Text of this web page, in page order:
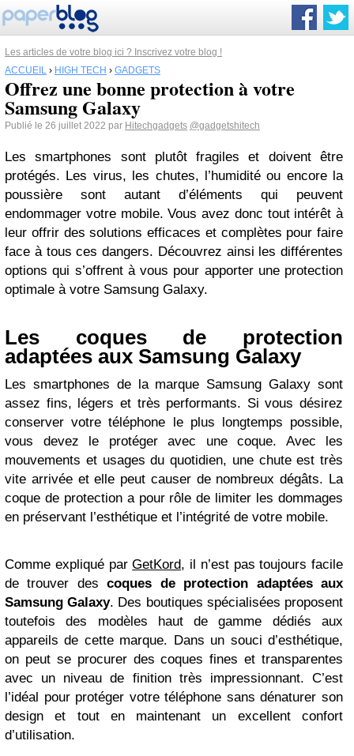
Les articles de votre blog ici ? Inscrivez votre blog !
ACCUEIL › HIGH TECH › GADGETS
Offrez une bonne protection à votre
Samsung Galaxy
Publié le 26 juillet 2022 par Hitechgadgets @gadgetshitech
Les smartphones sont plutôt fragiles et doivent être
protégés. Les virus, les chutes, l’humidité ou encore la
poussière sont autant d’éléments qui peuvent
endommager votre mobile. Vous avez donc tout intérêt à
leur offrir des solutions efficaces et complètes pour faire
face à tous ces dangers. Découvrez ainsi les différentes
options qui s’offrent à vous pour apporter une protection
optimale à votre Samsung Galaxy.
Les coques de protection
adaptées aux Samsung Galaxy
Les smartphones de la marque Samsung Galaxy sont
assez fins, légers et très performants. Si vous désirez
conserver votre téléphone le plus longtemps possible,
vous devez le protéger avec une coque. Avec les
mouvements et usages du quotidien, une chute est très
vite arrivée et elle peut causer de nombreux dégâts. La
coque de protection a pour rôle de limiter les dommages
en préservant l’esthétique et l’intégrité de votre mobile.
Comme expliqué parGetKord, il n’est pas toujours facile
de trouver des coques de protection adaptées aux
Samsung Galaxy. Des boutiques spécialisées proposent
toutefois des modèles haut de gamme dédiés aux
appareils de cette marque. Dans un souci d’esthétique,
on peut se procurer des coques fines et transparentes
avec un niveau de finition très impressionnant. C’est
l’idéal pour protéger votre téléphone sans dénaturer son
design et tout en maintenant un excellent confort
d’utilisation.